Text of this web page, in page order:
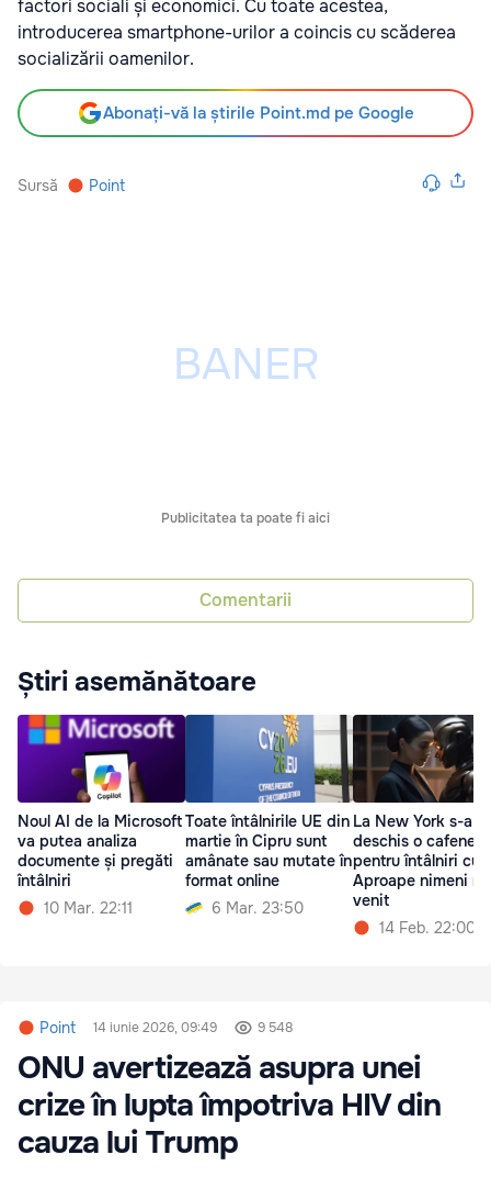
factori sociali și economici. Cu toate acestea,
introducerea smartphone-urilor a coincis cu scăderea
socializării oamenilor.
Abonați-vă la știrile Point.md pe Google
Sursă Point
Publicitatea ta poate fi aici
Comentarii
Știri asemănătoare
Noul AI de la Microsoft
va putea analiza
documente și pregăti
întâlniri
10 Mar. 22:11
Toate întâlnirile UE din
martie în Cipru sunt
amânate sau mutate în
format online
6 Mar. 23:50
La New York s-a
deschis o cafenea
pentru întâlniri cu
Aproape nimeni
venit
14 Feb. 22:00
Point 14 iunie 2026, 09:49 9 548
ONU avertizează asupra unei
crize în lupta împotriva HIV din
cauza lui Trump